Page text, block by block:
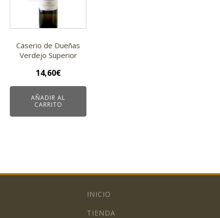
Caserio de Dueñas
Verdejo Superior
14,60€
AÑADIR AL
CARRITO
INICIO
TIENDA